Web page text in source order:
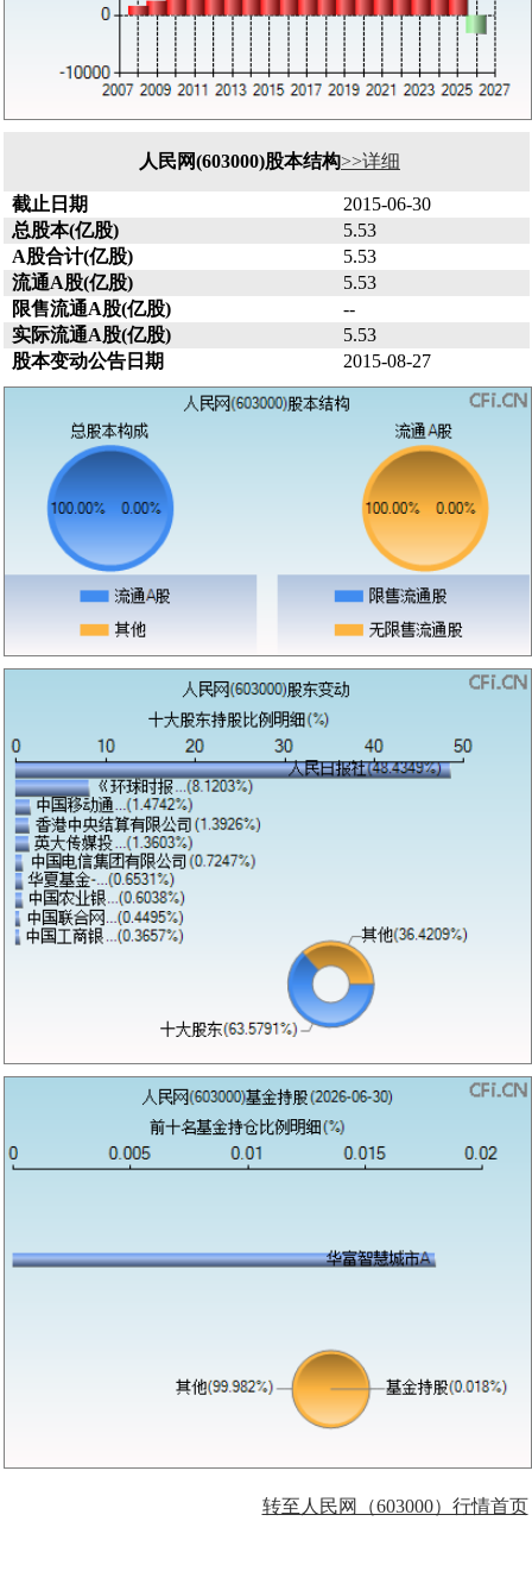
人民网(603000)股本结构>>详细
截止日期
2015-06-30
总股本(亿股)
5.53
A股合计(亿股)
5.53
流通A股(亿股)
5.53
限售流通A股(亿股)
--
实际流通A股(亿股)
5.53
股本变动公告日期
2015-08-27
转至人民网（603000）行情首页